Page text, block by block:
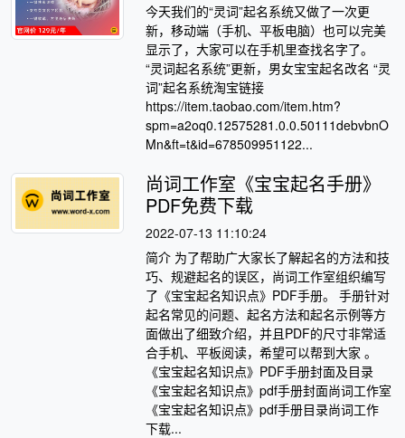
今天我们的“灵词”起名系统又做了一次更
新，移动端（手机、平板电脑）也可以完美
显示了，大家可以在手机里查找名字了。
“灵词起名系统”更新，男女宝宝起名改名 “灵
词”起名系统淘宝链接
https://item.taobao.com/item.htm?
spm=a2oq0.12575281.0.0.50111debvbnO
Mn&ft=t&id=678509951122...
尚词工作室《宝宝起名手册》
PDF免费下载
2022-07-13 11:10:24
简介 为了帮助广大家长了解起名的方法和技
巧、规避起名的误区，尚词工作室组织编写
了《宝宝起名知识点》PDF手册。 手册针对
起名常见的问题、起名方法和起名示例等方
面做出了细致介绍，并且PDF的尺寸非常适
合手机、平板阅读，希望可以帮到大家 。
《宝宝起名知识点》PDF手册封面及目录
《宝宝起名知识点》pdf手册封面尚词工作室
《宝宝起名知识点》pdf手册目录尚词工作
下载...